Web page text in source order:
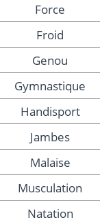
Force
Froid
Genou
Gymnastique
Handisport
Jambes
Malaise
Musculation
Natation